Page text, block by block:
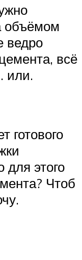
объёмом
ведро
всё
или.
готового
этого
Чтоб